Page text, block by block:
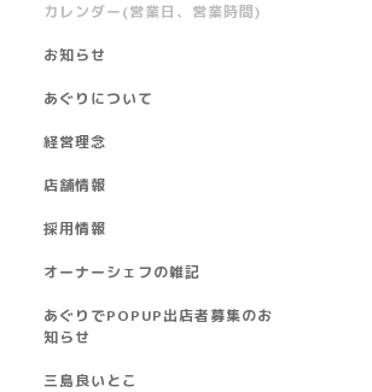
カレンダー(営業日、営業時間)
お知らせ
あぐりについて
経営理念
店舗情報
採用情報
オーナーシェフの雑記
あぐりでPOPUP出店者募集のお
知らせ
三島良いとこ